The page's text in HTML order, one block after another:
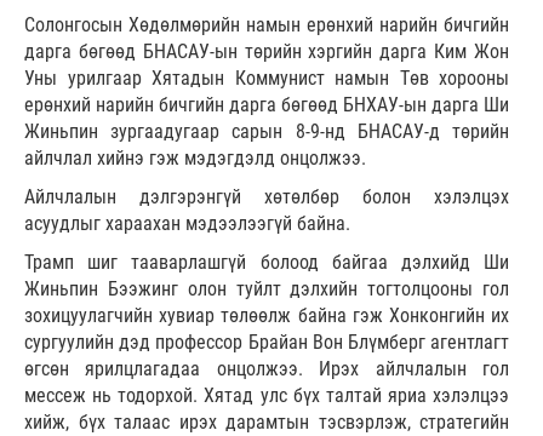
Солонгосын Хөдөлмөрийн намын ерөнхий нарийн бичгийн
дарга бөгөөд БНАСАУ-ын төрийн хэргийн дарга Ким Жон
Уны урилгаар Хятадын Коммунист намын Төв хорооны
ерөнхий нарийн бичгийн дарга бөгөөд БНХАУ-ын дарга Ши
Жиньпин зургаадугаар сарын 8-9-нд БНАСАУ-д төрийн
айлчлал хийнэ гэж мэдэгдэлд онцолжээ.
Айлчлалын дэлгэрэнгүй хөтөлбөр болон хэлэлцэх
асуудлыг хараахан мэдээлээгүй байна.
Трамп шиг тааварлашгүй болоод байгаа дэлхийд Ши
Жиньпин Бээжинг олон туйлт дэлхийн тогтолцооны гол
зохицуулагчийн хувиар төлөөлж байна гэж Хонконгийн их
сургуулийн дэд профессор Брайан Вон Блүмберг агентлагт
өгсөн ярилцлагадаа онцолжээ. Ирэх айлчлалын гол
мессеж нь тодорхой. Хятад улс бүх талтай яриа хэлэлцээ
хийж, бүх талаас ирэх дарамтын тэсвэрлэж, стратегийн